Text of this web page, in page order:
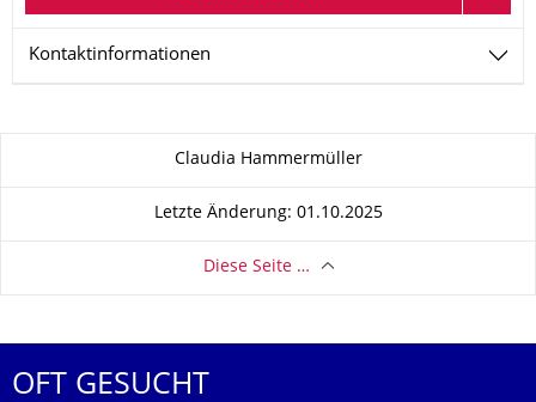
Kontaktinformationen
Zu dieser SeiteClaudia Hammermüller
Letzte Änderung: 01.10.2025
Diese Seite …
OFT GESUCHT